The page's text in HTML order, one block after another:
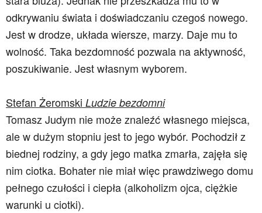
odkrywaniu świata i doświadczaniu czegoś nowego.
Jest w drodze, układa wiersze, marzy. Daje mu to
wolność. Taka bezdomność pozwala na aktywność,
poszukiwanie. Jest własnym wyborem.
Stefan Żeromski Ludzie bezdomni
Tomasz Judym nie może znaleźć własnego miejsca,
ale w dużym stopniu jest to jego wybór. Pochodził z
biednej rodziny, a gdy jego matka zmarła, zajęła się
nim ciotka. Bohater nie miał więc prawdziwego domu
pełnego czułości i ciepła (alkoholizm ojca, ciężkie
warunki u ciotki).